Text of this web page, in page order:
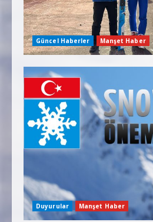
Güncel Haberler Manşet Haber
Duyurular Manşet Haber